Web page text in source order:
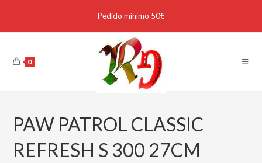
Pedido mínimo 50€
0
PAW PATROL CLASSIC
REFRESH S 300 27CM